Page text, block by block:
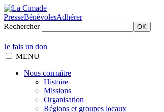
PresseBénévolesAdhérer
Rechercher
OK
Je fais un don
MENU
Nous connaître
Histoire
Missions
Organisation
Régions et groupes locaux